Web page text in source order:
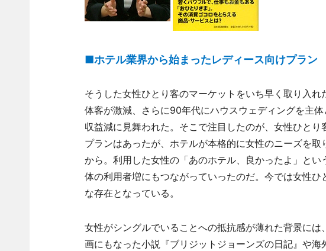
■ホテル業界から始まったレディース向けプラン
そうした女性ひとり客のマーケットをいち早く取り入
体客が激減、さらに90年代にハウスウェディングを主
収益減に見舞われた。そこで注目したのが、女性ひと
プランはあったが、ホテルが本格的に女性のニーズを
から。利用した女性の「あのホテル、良かったよ」と
体の利用者増にもつながっていったのだ。今では女性
な存在となっている。
女性がシングルでいることへの抵抗感が薄れた背景に
画にもなった小説『ブリジットジョーンズの日記』や